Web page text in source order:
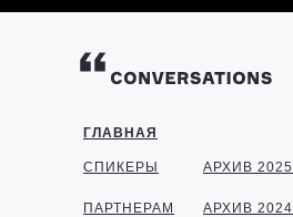
ГЛАВНАЯ
СПИКЕРЫ
ПАРТНЕРАМ
АРХИВ 2025
АРХИВ 2024